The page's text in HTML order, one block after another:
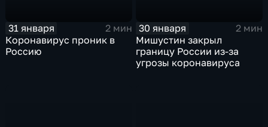
31 января
2 мин
Коронавирус проник в
Россию
30 января
2 мин
Мишустин закрыл
границу России из-за
угрозы коронавируса